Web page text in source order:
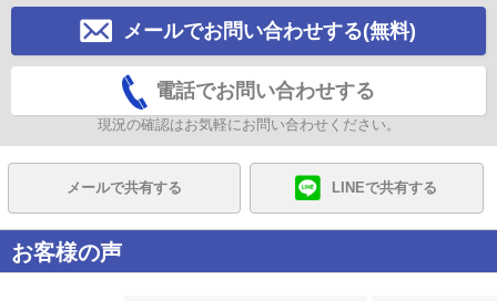
メールでお問い合わせする(無料)
電話でお問い合わせする
現況の確認はお気軽にお問い合わせください。
メールで共有する LINEで共有する
お客様の声